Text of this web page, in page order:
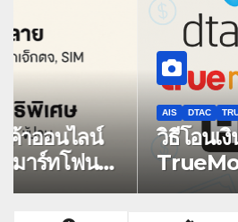
AIS DTAC
แนวทางเลือกแผนโทร
ประหยัดที่สุดในไทย
เทียบสำหรับผู้บริโภคส